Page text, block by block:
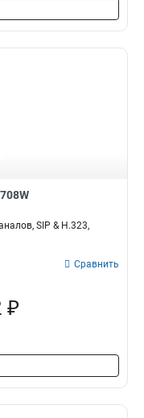
SIP & H.323,
Сравнить
₽